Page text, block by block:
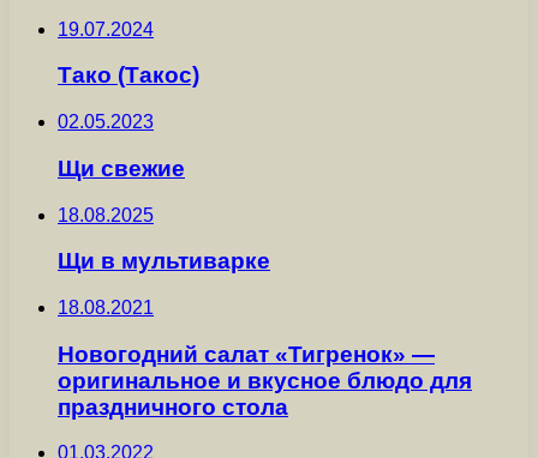
19.07.2024
Тако (Такос)
02.05.2023
Щи свежие
18.08.2025
Щи в мультиварке
18.08.2021
Новогодний салат «Тигренок» —
оригинальное и вкусное блюдо для
праздничного стола
01.03.2022